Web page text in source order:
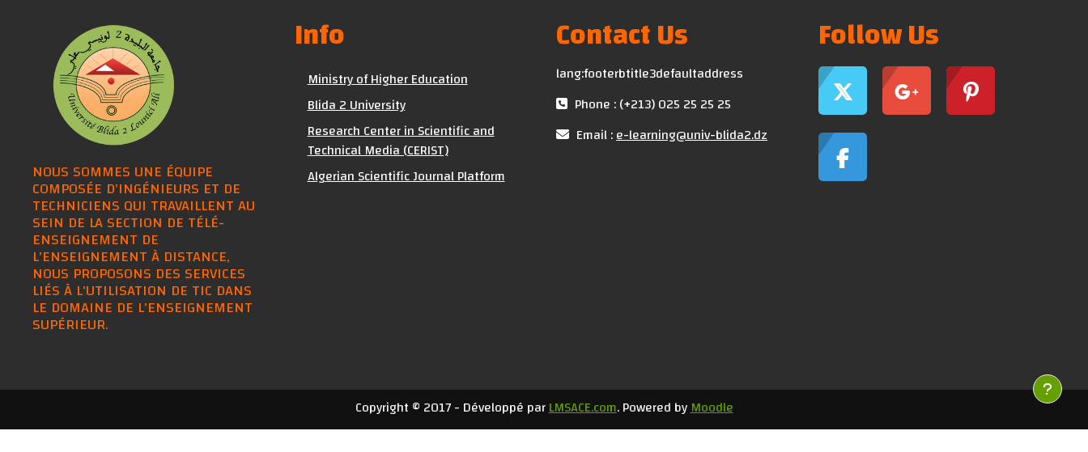
NOUS SOMMES UNE ÉQUIPE
COMPOSÉE D'INGÉNIEURS ET DE
TECHNICIENS QUI TRAVAILLENT AU
SEIN DE LA SECTION DE TÉLÉ-
ENSEIGNEMENT DE
L'ENSEIGNEMENT À DISTANCE,
NOUS PROPOSONS DES SERVICES
LIÉS À L'UTILISATION DE TIC DANS
LE DOMAINE DE L'ENSEIGNEMENT
SUPÉRIEUR.
Info
Ministry of Higher Education
Blida 2 University
Research Center in Scientific and
Technical Media (CERIST)
Algerian Scientific Journal Platform
Contact Us
lang:footerbtitle3defaultaddress
Phone : (+213) 025 25 25 25
Email :e-learning@univ-blida2.dz
Follow Us
Copyright © 2017 - Développé parLMSACE.com. Powered byMoodle